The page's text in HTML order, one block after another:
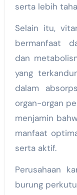
serta lebih
Selain itu,
bermanfaat
dan
yang
dalam
organ-organ
menjamin
manfaat
serta aktif.
Perusahaan
burung